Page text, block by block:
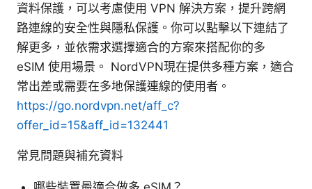
資料保護，可以考慮使用 VPN 解決方案，提升跨網
路連線的安全性與隱私保護。你可以點擊以下連結了
解更多，並依需求選擇適合的方案來搭配你的多
eSIM 使用場景。 NordVPN現在提供多種方案，適合
常出差或需要在多地保護連線的使用者。
https://go.nordvpn.net/aff_c?
offer_id=15&aff_id=132441
常見問題與補充資料